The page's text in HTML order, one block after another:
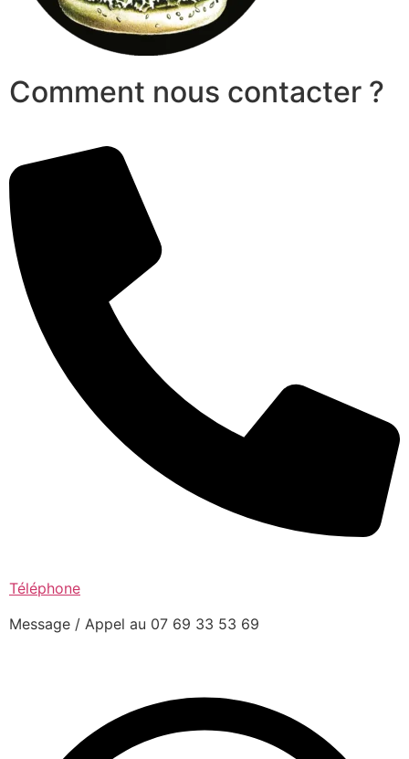
Comment nous contacter ?
Téléphone
Message / Appel au 07 69 33 53 69